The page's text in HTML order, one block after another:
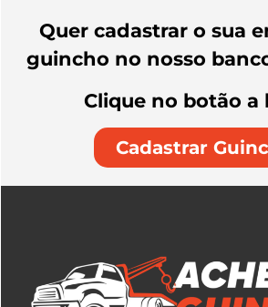
Quer cadastrar o sua
guincho no nosso
Clique no botão a
Cadastrar